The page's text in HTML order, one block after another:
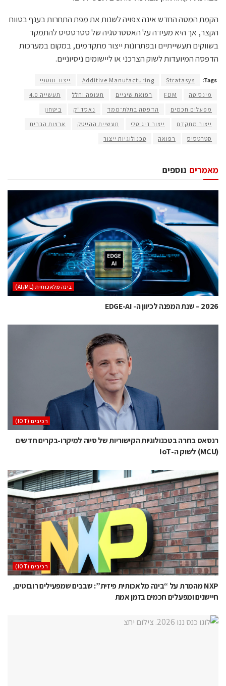
הקמת המטה החדש אינה צפויה לשנות את מפת התחרות בענף בטווח
הקצר, אך היא מעידה על האסטרטגיה של סטרטסיס להתמקד
בשווקים תעשייתיים ובפתרונות ייצור מתקדמים, במקום במערכות
הדפסה המיועדות לשוק הצרכני או ליישומים ניסיוניים.
Tags:
Stratasys
Additive Manufacturing
ייצור תוספי
מינסוטה
FDM רפואת שיניים תעופה וחלל
תעשייה 4.0
מפעלים חכמים
הדפסה בתלת־ממד נאסד"ק
ביטחון
ייצור מתקדם
ייצור דיגיטלי תעשיית ההייטק
ארצות הברית
סטרטסיס
רפואה טכנולוגיות ייצור
נוספים מאמרים
בינה מלאכותית (AI/ML)
2026 – שנת המפנה לכיוון ה- EDGE-AI
‫רכיבים‬ (IOT)
רנסאס בחרה בטכנולוגיות הקישוריות של סיוה למיקרו-בקרים חדשים
(MCU) לשוק ה-IoT
‫רכיבים‬ (IOT)
NXP מהמרת על “בינה מלאכותית פיזית”: שבבים שמפעילים רובוטים,
חיישנים ומפעלים חכמים בזמן אמת